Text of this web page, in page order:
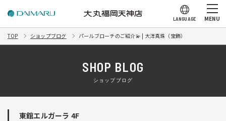
LANGUAGE MENU
TOP ショップブログ パールブローチのご紹介💫 | 大洋真珠（宝飾）
SHOP BLOG
ショップブログ
東館エルガーラ 4F